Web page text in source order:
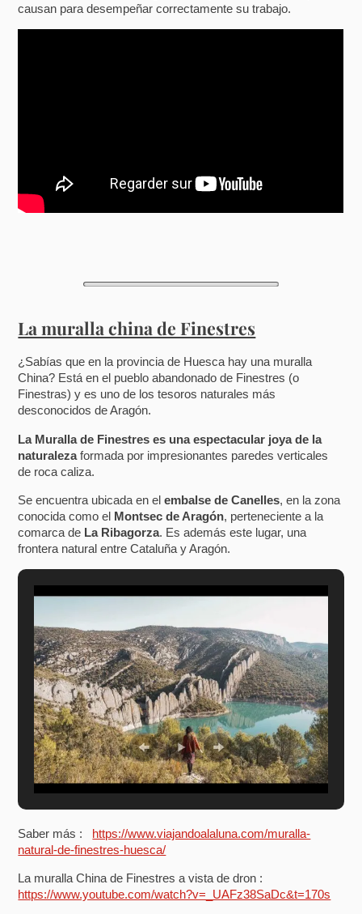
causan para desempeñar correctamente su trabajo.
La muralla china de Finestres
¿Sabías que en la provincia de Huesca hay una muralla
China? Está en el pueblo abandonado de Finestres (o
Finestras) y es uno de los tesoros naturales más
desconocidos de Aragón.
La Muralla de Finestres es una espectacular joya de la
naturalezaformada por impresionantes paredes verticales
de roca caliza.
Se encuentra ubicada en elembalse de Canelles, en la zona
conocida como el Montsec de Aragón, perteneciente a la
comarca de La Ribagorza. Es además este lugar, una
frontera natural entre Cataluña y Aragón.
Saber más : https://www.viajandoalaluna.com/muralla-
natural-de-finestres-huesca/
La muralla China de Finestres a vista de dron :
https://www.youtube.com/watch?v=_UAFz38SaDc&t=170s